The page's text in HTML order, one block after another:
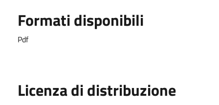
Formati disponibili
Pdf
Licenza di distribuzione